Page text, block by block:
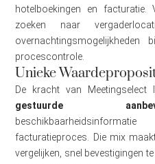
hotelboekingen en
zoeken naar
overnachtingsmogelijkheden
procescontrole.
Unieke
De kracht van
gestuurde
facturatieproces. Die mix
vergelijken, snel bevestigingen